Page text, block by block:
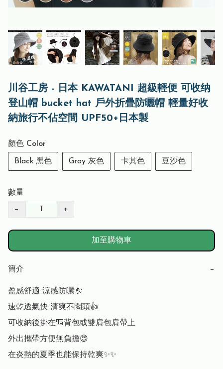
川谷工房 - 日本 KAWATANI 超級輕便 可收纳
登山帽 bucket hat 戶外折疊防曬帽 輕量好收
納旅行不佔空間 UPF50+日本製
顏色 Color
Black 黑色 Gray 灰色 卡其色 豆沙色
數量
− +
加至購物車
簡介 −
盈感舒適 涼感防曬🌞
速乾透氣快 清爽不悶頭👍
可收納後掛在🎒背包或雙肩包肩帶上
外出攜帶方便無負擔😍
在炎熱的夏季也能保持乾爽✨✨